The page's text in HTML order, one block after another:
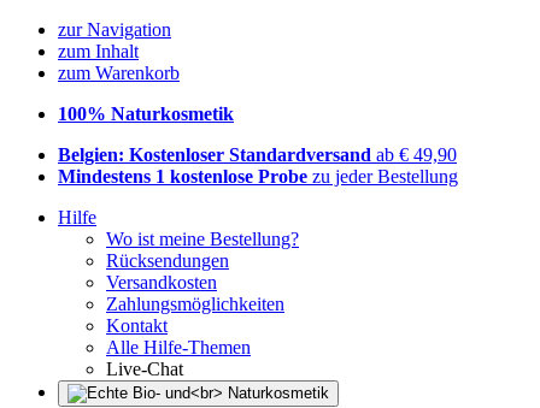
zur Navigation
zum Inhalt
zum Warenkorb
100% Naturkosmetik
Belgien: Kostenloser Standardversand ab € 49,90
Mindestens 1 kostenlose Probe zu jeder Bestellung
Hilfe
Wo ist meine Bestellung?
Rücksendungen
Versandkosten
Zahlungsmöglichkeiten
Kontakt
Alle Hilfe-Themen
Live-Chat